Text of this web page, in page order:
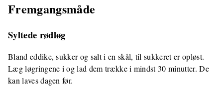
Fremgangsmåde
Syltede rødløg
Bland eddike, sukker og salt i en skål, til sukkeret er opløst.
Læg løgringene i og lad dem trække i mindst 30 minutter. De
kan laves dagen før.